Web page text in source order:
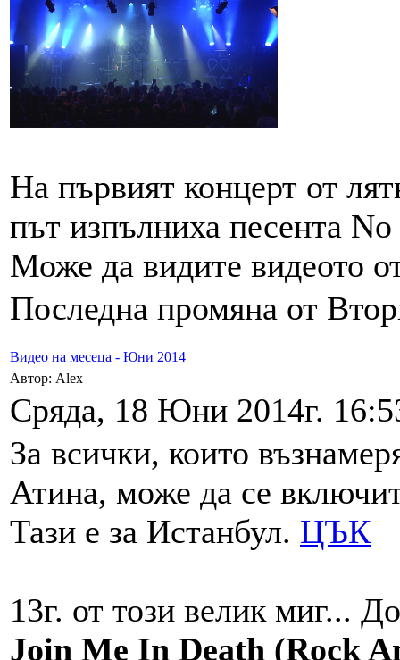
На първият концерт от
път изпълниха песента
Може да видите видеото
Последна промяна от
Видео на месеца - Юни 2014
Автор: Alex
Сряда, 18 Юни 2014г.
За всички, които
Атина, може да се
Тази е за Истанбул. ЦЪК
13г. от този велик миг...
Join Me In Death (Rock